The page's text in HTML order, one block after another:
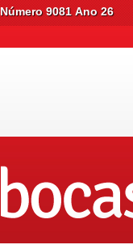
Número 9081 Ano 26